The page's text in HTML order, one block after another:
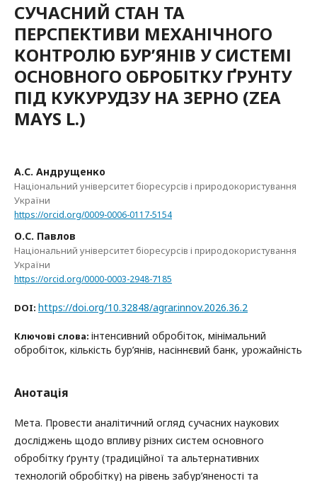
СУЧАСНИЙ СТАН ТА
ПЕРСПЕКТИВИ МЕХАНІЧНОГО
КОНТРОЛЮ БУР’ЯНІВ У СИСТЕМІ
ОСНОВНОГО ОБРОБІТКУ ҐРУНТУ
ПІД КУКУРУДЗУ НА ЗЕРНО (ZEA
MAYS L.)
А.С. Андрущенко
Національний університет біоресурсів і природокористування
України
https://orcid.org/0009-0006-0117-5154
О.С. Павлов
Національний університет біоресурсів і природокористування
України
https://orcid.org/0000-0003-2948-7185
DOI: https://doi.org/10.32848/agrar.innov.2026.36.2
Ключові слова: інтенсивний обробіток, мінімальний
обробіток, кількість бур’янів, насіннєвий банк, урожайність
Анотація
Мета. Провести аналітичний огляд сучасних наукових
досліджень щодо впливу різних систем основного
обробітку ґрунту (традиційної та альтернативних
технологій обробітку) на рівень забур’яненості та